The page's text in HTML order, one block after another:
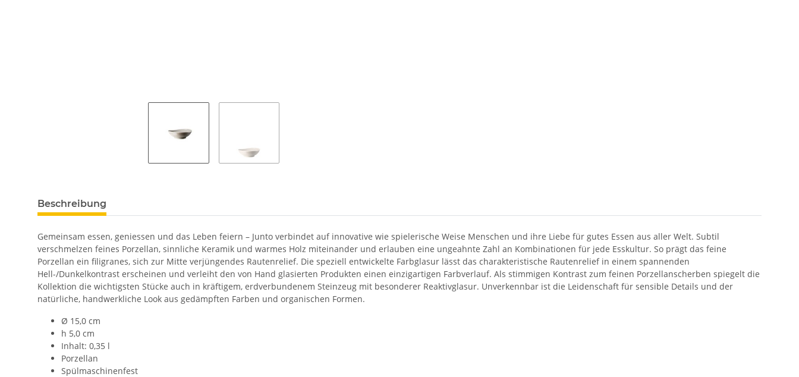
Beschreibung
Gemeinsam essen, geniessen und das Leben feiern – Junto verbindet auf innovative wie spielerische Weise Menschen und ihre Liebe für gutes Essen aus aller Welt. Subtil
verschmelzen feines Porzellan, sinnliche Keramik und warmes Holz miteinander und erlauben eine ungeahnte Zahl an Kombinationen für jede Esskultur. So prägt das feine
Porzellan ein filigranes, sich zur Mitte verjüngendes Rautenrelief. Die speziell entwickelte Farbglasur lässt das charakteristische Rautenrelief in einem spannenden
Hell-/Dunkelkontrast erscheinen und verleiht den von Hand glasierten Produkten einen einzigartigen Farbverlauf. Als stimmigen Kontrast zum feinen Porzellanscherben spiegelt die
Kollektion die wichtigsten Stücke auch in kräftigem, erdverbundenem Steinzeug mit besonderer Reaktivglasur. Unverkennbar ist die Leidenschaft für sensible Details und der
natürliche, handwerkliche Look aus gedämpften Farben und organischen Formen.
Ø 15,0 cm
h 5,0 cm
Inhalt: 0,35 l
Porzellan
Spülmaschinenfest